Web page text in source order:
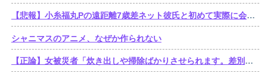
【悲報】小糸福丸Pの遠距離7歳差ネット彼氏と初めて実際に会いに1泊2日東京へ→帰ってきて速攻お別れ報告
シャニマスのアニメ、なぜか作られない
【正論】女被災者「炊き出しや掃除ばかりさせられます。差別ですよね？」